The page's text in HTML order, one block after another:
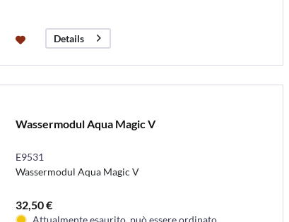
Details
Wassermodul Aqua Magic V
E9531
Wassermodul Aqua Magic V
32,50 €
Attualmente esaurito, può essere ordinato